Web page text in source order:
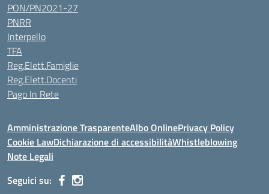
PON/PN2021-27
PNRR
Interpello
TFA
Reg.Elett.Famiglie
Reg.Elett.Docenti
Pago In Rete
Amministrazione TrasparenteAlbo OnlinePrivacy Policy
Cookie LawDichiarazione di accessibilitàWhistleblowing
Note Legali
Seguici su: